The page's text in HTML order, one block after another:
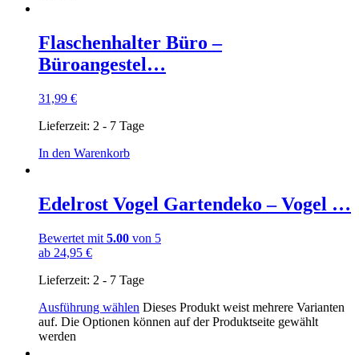
Flaschenhalter Büro –
Büroangestel…
31,99 €
Lieferzeit: 2 - 7 Tage
In den Warenkorb
Edelrost Vogel Gartendeko – Vogel …
Bewertet mit 5.00 von 5
ab 24,95 €
Lieferzeit: 2 - 7 Tage
Ausführung wählen Dieses Produkt weist mehrere Varianten
auf. Die Optionen können auf der Produktseite gewählt
werden